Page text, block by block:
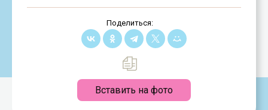
Поделиться:
Вставить на фото